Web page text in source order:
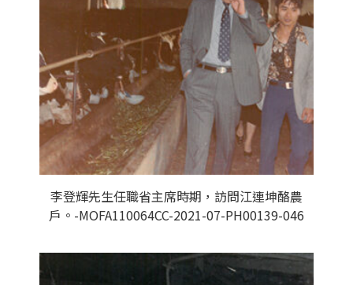
李登輝先生任職省主席時期，訪問江連坤酪農
戶。-MOFA110064CC-2021-07-PH00139-046